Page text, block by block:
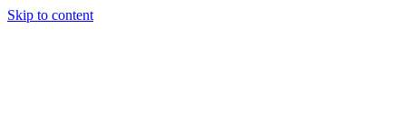
Skip to content